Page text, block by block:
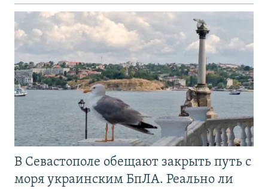
В Севастополе обещают закрыть путь с
моря украинским БпЛА. Реально ли